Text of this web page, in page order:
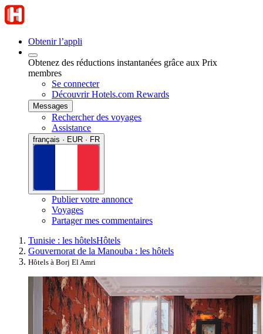
Obtenir l’appli
Obtenez des réductions instantanées grâce aux Prix
membres
Se connecter
Découvrir Hotels.com Rewards
Messages
Rechercher des voyages
Assistance
français · EUR · FR
Publier votre annonce
Voyages
Partager mes commentaires
Tunisie : les hôtelsHôtels
Gouvernorat de la Manouba : les hôtels
Hôtels à Borj El Amri